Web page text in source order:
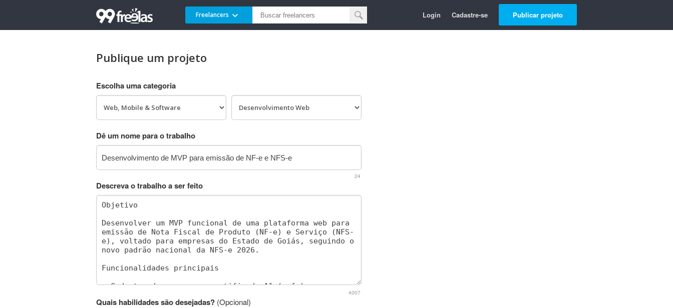
Freelancers Login Cadastre-se Publicar projeto
Publique um projeto
Escolha uma categoria
Dê um nome para o trabalho
24
Descreva o trabalho a ser feito
4007
Quais habilidades são desejadas? (Opcional)